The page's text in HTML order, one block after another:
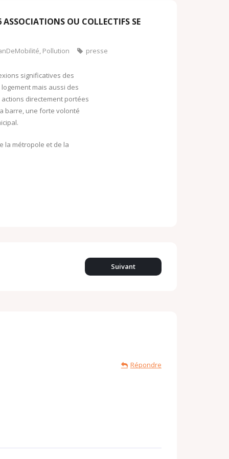
OU COLLECTIFS SE
, Pollution presse
significatives des
mais aussi des
directement portées
barre, une forte volonté
la métropole et de la
Suivant
Répondre